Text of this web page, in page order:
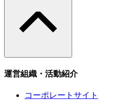
運営組織・活動紹介
コーポレートサイト